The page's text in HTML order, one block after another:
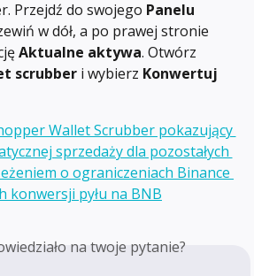
Przejdź do swojego Panelu
w dół, a po prawej stronie
Aktualne aktywa. Otwórz
scrubber i wybierz Konwertuj
na twoje pytanie?